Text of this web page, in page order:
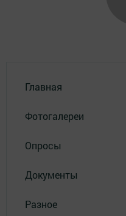
Главная
Фотогалереи
Опросы
Документы
Разное